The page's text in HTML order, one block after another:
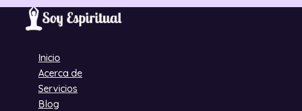
Ir
Inicio
Acerca de
Servicios
Blog